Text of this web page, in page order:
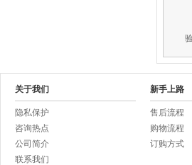
关于我们
隐私保护
咨询热点
公司简介
联系我们
新手上路
售后流程
购物流程
订购方式